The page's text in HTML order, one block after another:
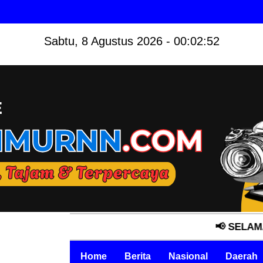
Sabtu, 8 Agustus 2026 - 00:02:53
📢 SELAMAT
Home Berita Nasional Daerah